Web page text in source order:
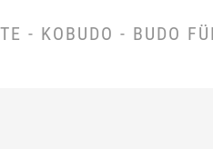
- KOBUDO - BUDO